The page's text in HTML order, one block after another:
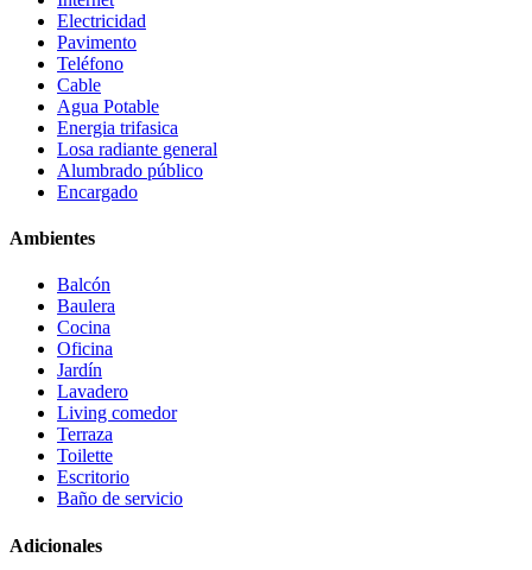
Electricidad
Pavimento
Teléfono
Cable
Agua Potable
Energia trifasica
Losa radiante general
Alumbrado público
Encargado
Ambientes
Balcón
Baulera
Cocina
Oficina
Jardín
Lavadero
Living comedor
Terraza
Toilette
Escritorio
Baño de servicio
Adicionales